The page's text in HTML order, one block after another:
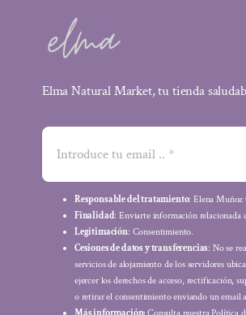
Elma Natural Market, tu tienda
Responsable del tratamiento: Elena Muñoz
Finalidad: Enviarte información
Legitimación: Consentimiento.
Cesiones de datos y transferencias: No se
servicios de alojamiento de los servidores
ejercer los derechos de acceso, rectificación,
o retirar el consentimiento enviando un email